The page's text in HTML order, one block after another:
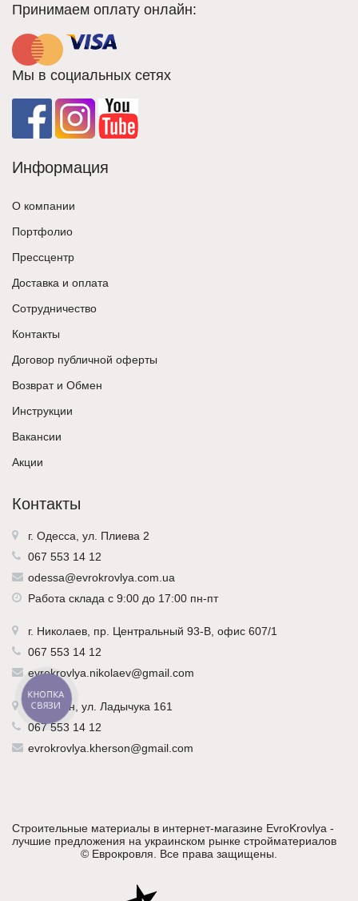
Принимаем оплату онлайн:
Мы в социальных сетях
Информация
О компании
Портфолио
Прессцентр
Доставка и оплата
Сотрудничество
Контакты
Договор публичной оферты
Возврат и Обмен
Инструкции
Вакансии
Акции
Контакты
г. Одесса, ул. Плиева 2
067 553 14 12
odessa@evrokrovlya.com.ua
Работа склада с 9:00 до 17:00 пн-пт
г. Николаев , пр. Центральный 93-В, офис 607/1
067 553 14 12
evrokrovlya.nikolaev@gmail.com
г.Херсон , ул. Ладычука 161
067 553 14 12
evrokrovlya.kherson@gmail.com
Строительные материалы в интернет-магазине EvroKrovlya -
лучшие предложения на украинском рынке стройматериалов
© Еврокровля . Все права защищены.
КНОПКА
СВЯЗИ